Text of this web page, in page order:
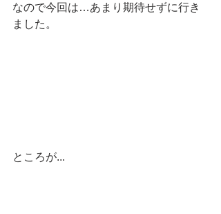
なので今回は…あまり期待せずに行き
ました。
ところが...